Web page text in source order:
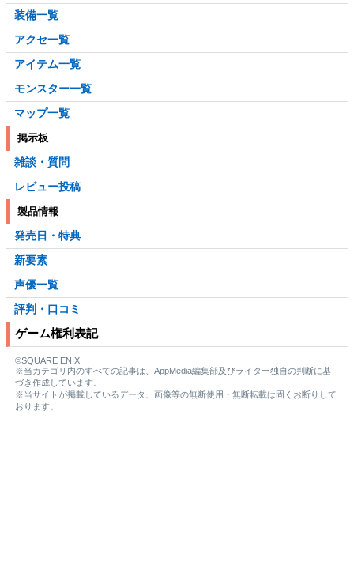
装備一覧
アクセ一覧
アイテム一覧
モンスター一覧
マップ一覧
掲示板
雑談・質問
レビュー投稿
製品情報
発売日・特典
新要素
声優一覧
評判・口コミ
ゲーム権利表記
©SQUARE ENIX
※当カテゴリ内のすべての記事は、AppMedia編集部及びライター独自の判断に基
づき作成しています。
※当サイトが掲載しているデータ、画像等の無断使用・無断転載は固くお断りして
おります。